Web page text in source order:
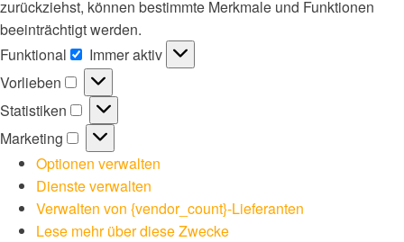
zurückziehst, können bestimmte Merkmale und Funktionen
beeinträchtigt werden.
Funktional
Funktional
Immer aktiv
Vorlieben
Vorlieben
Statistiken
Statistiken
Marketing
Marketing
Optionen verwalten
Dienste verwalten
Verwalten von {vendor_count}-Lieferanten
Lese mehr über diese Zwecke